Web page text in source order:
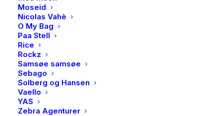
Moseid
Nicolas Vahè
O My Bag
Paa Stell
Rice
Rockz
Samsøe samsøe
Sebago
Solberg og Hansen
Vaello
YAS
Zebra Agenturer
Lakris
Bulow,
Salmiak,
295
g
antall
Produktnummer
Kategori
Brand
Bulow